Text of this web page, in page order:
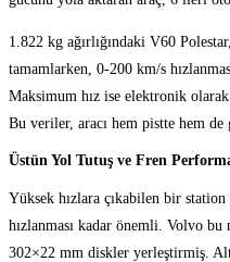
1.822 kg ağırlığındaki V60
tamamlarken, 0-200 km/s
Maksimum hız ise elektronik olarak
Bu veriler, aracı hem pistte hem
Üstün Yol Tutuş ve Fren
Yüksek hızlara çıkabilen bir
hızlanması kadar önemli. Volvo
302×22 mm diskler yerleştirmiş.